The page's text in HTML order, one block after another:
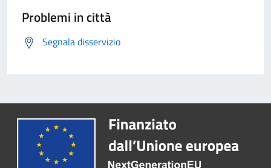
Problemi in città
Segnala disservizio